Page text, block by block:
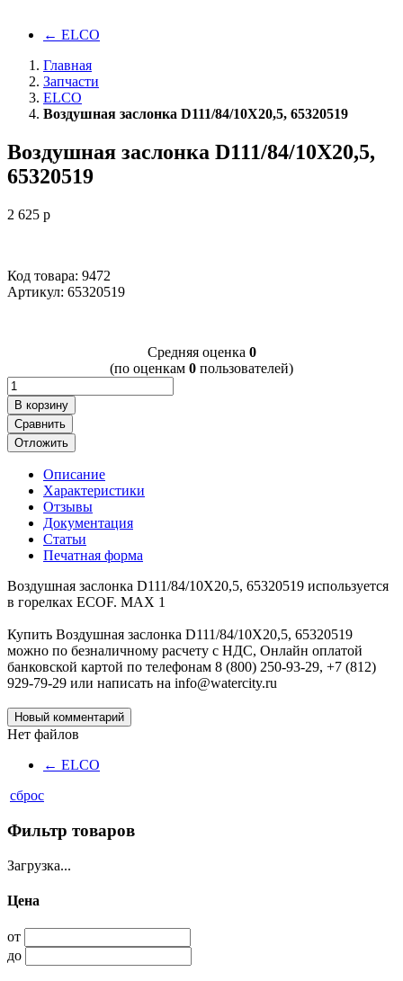
← ELCO
Главная
Запчасти
ELCO
Воздушная заслонка D111/84/10X20,5, 65320519
Воздушная заслонка D111/84/10X20,5,
65320519
2 625 p
Код товара: 9472
Артикул: 65320519
Cредняя оценка 0
(по оценкам 0 пользователей)
В корзину
Сравнить
Отложить
Описание
Характеристики
Отзывы
Документация
Статьи
Печатная форма
Воздушная заслонка D111/84/10X20,5, 65320519 используется
в горелках ECOF. MAX 1
Купить Воздушная заслонка D111/84/10X20,5, 65320519
можно по безналичному расчету с НДС, Онлайн оплатой
банковской картой по телефонам 8 (800) 250-93-29, +7 (812)
929-79-29 или написать на info@watercity.ru
Новый комментарий
Нет файлов
← ELCO
сброс
Фильтр товаров
Загрузка...
Цена
от
до